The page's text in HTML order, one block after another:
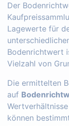
Der
Lagewerte für
Bodenrichtwert
Vielzahl von
Die ermittelten
auf
können